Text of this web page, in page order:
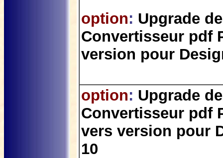
option: Upgrade
Convertisseur pdf
version pour
option: Upgrade
Convertisseur pdf
vers version pour
10